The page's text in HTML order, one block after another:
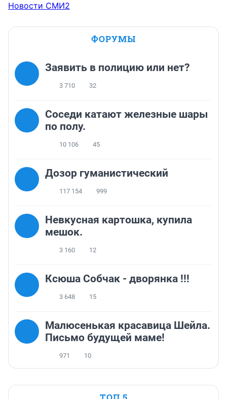
Новости СМИ2
ФОРУМЫ
Заявить в полицию или нет?
3 710 32
Соседи катают железные шары
по полу.
10 106 45
Дозор гуманистический
117 154 999
Невкусная картошка, купила
мешок.
3 160 12
Ксюша Собчак - дворянка !!!
3 648 15
Малюсенькая красавица Шейла.
Письмо будущей маме!
971 10